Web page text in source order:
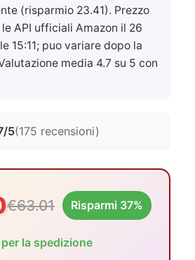
(risparmio 23.41). Prezzo
API ufficiali Amazon il 26
15:11; puo variare dopo la
media 4.7 su 5 con
5(175 recensioni)
€63.01 Risparmi 37%
la spedizione